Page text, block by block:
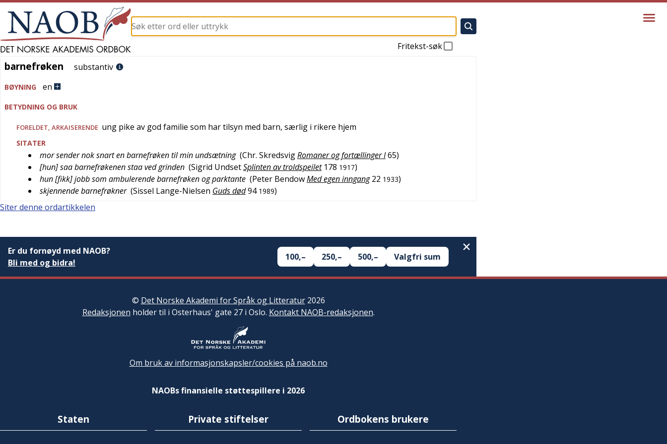
Fritekst-søk
barnefrøken
barnefrøken substantiv
BØYNING en
BETYDNING OG BRUK
FORELDET ARKAISERENDE ung pike av god familie som har tilsyn med barn, særlig i rikere hjem
SITATER
mor sender nok snart en barnefrøken til min undsætning (Chr. SkredsvigRomaner og fortællinger I65)
[hun] saa barnefrøkenen staa ved grinden (Sigrid UndsetSplinten av troldspeilet 178 1917)
hun [fikk] jobb som ambulerende barnefrøken og parktante (Peter BendowMed egen inngang 22 1933)
skjennende barnefrøkner (Sissel Lange-Nielsen Guds død94 1989)
Siter denne ordartikkelen
Er du fornøyd med NAOB?
Bli med og bidra!
100,– 250,– 500,– Valgfri sum
© Det Norske Akademi for Språk og Litteratur2026
Redaksjonen holder til i Osterhaus' gate 27 i Oslo. Kontakt NAOB-redaksjonen.
Om bruk av informasjonskapsler/cookies på naob.no
NAOBs finansielle støttespillere i 2026
Staten Private stiftelser Ordbokens brukere